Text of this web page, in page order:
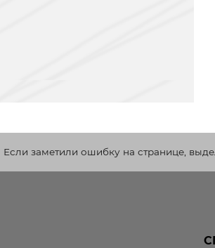
Если заметили ошибку на странице,